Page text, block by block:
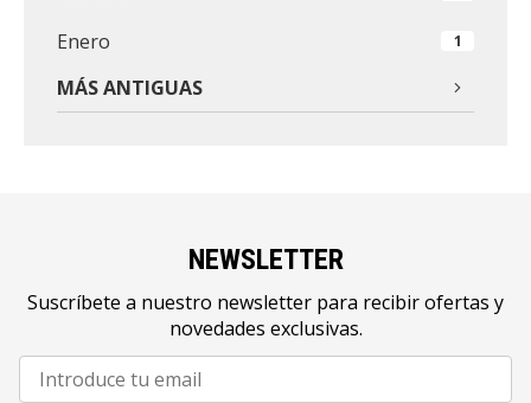
Enero 1
MÁS ANTIGUAS
NEWSLETTER
Suscríbete a nuestro newsletter para recibir ofertas y
novedades exclusivas.